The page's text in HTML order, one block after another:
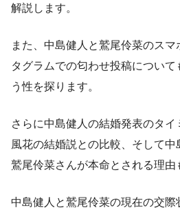
解説します。
また、中島健人と鷲尾伶菜のス
タグラムでの匂わせ投稿について
う性を探ります。
さらに中島健人の結婚発表のタ
風花の結婚説との比較、そして
鷲尾伶菜さんが本命とされる理由
中島健人と鷲尾伶菜の現在の交